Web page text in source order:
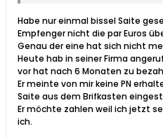
Habe nur einmal bissel Saite
Empfenger nicht die par Euros
Genau der eine hat sich nicht
Heute hab in seiner Firma
vor hat nach 6 Monaten zu
Er meinte von mir keine PN
Saite aus dem Brifkasten
Er möchte zahlen weil ich jetzt
ich.